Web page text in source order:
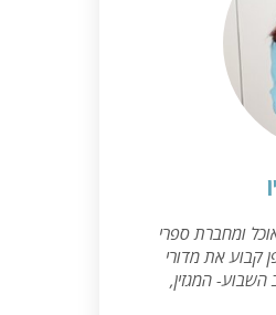
ומחברת ספרי
קבוע את מדורי
המגזין,